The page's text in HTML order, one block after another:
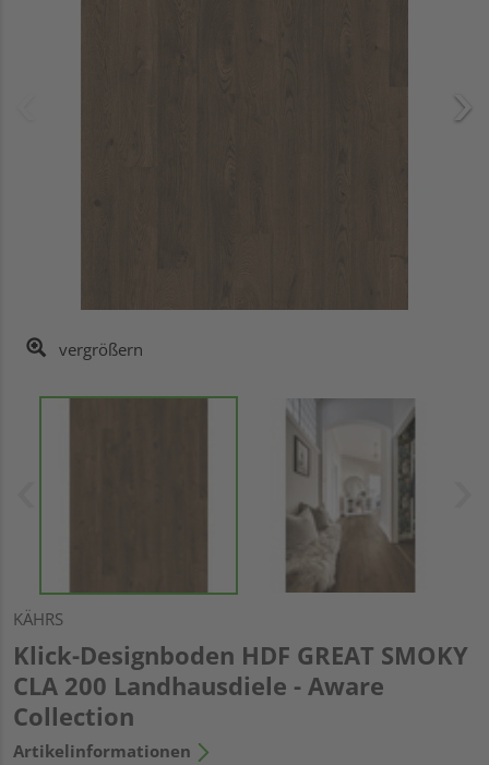
vergrößern
KÄHRS
Klick-Designboden HDF GREAT SMOKY
CLA 200 Landhausdiele - Aware
Collection
Artikelinformationen